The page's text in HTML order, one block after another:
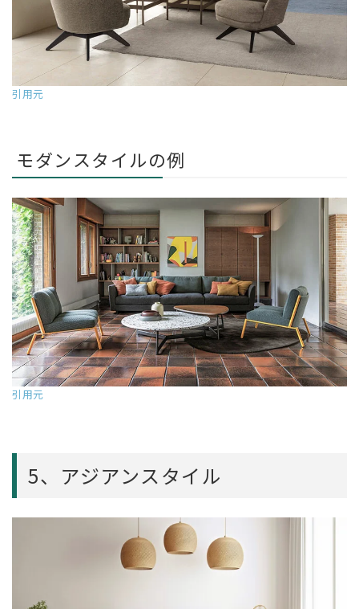
引用元
モダンスタイルの例
引用元
5、アジアンスタイル